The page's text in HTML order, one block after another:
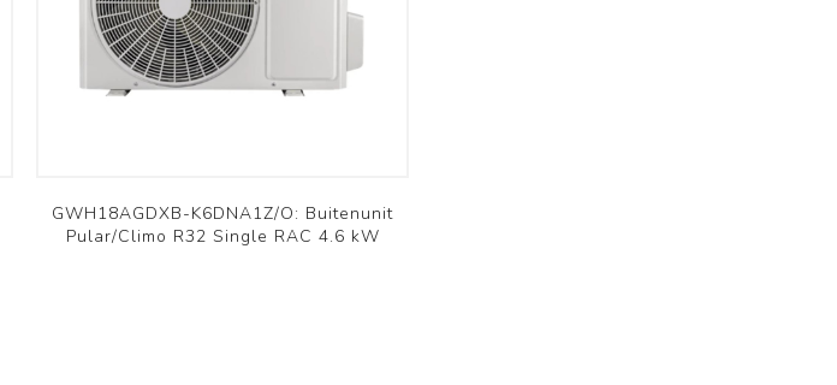
Commercieel PAC
Versati
Bekijk meer
GWH18AGDXB-K6DNA1Z/O: Buitenunit
Pular/Climo R32 Single RAC 4.6 kW